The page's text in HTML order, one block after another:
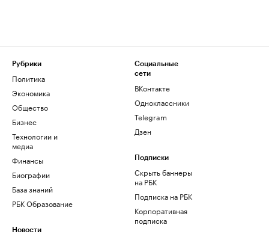
Рубрики
Политика
Экономика
Общество
Бизнес
Технологии и
медиа
Финансы
Биографии
База знаний
РБК Образование
Новости
Социальные
сети
ВКонтакте
Одноклассники
Telegram
Дзен
Подписки
Скрыть баннеры
на РБК
Подписка на РБК
Корпоративная
подписка